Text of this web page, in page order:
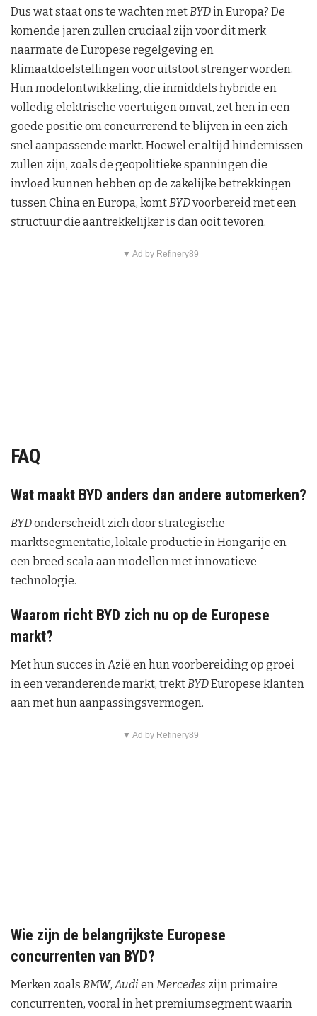
Dus wat staat ons te wachten metBYDin Europa? De
komende jaren zullen cruciaal zijn voor dit merk
naarmate de Europese regelgeving en
klimaatdoelstellingen voor uitstoot strenger worden.
Hun modelontwikkeling, die inmiddels hybride en
volledig elektrische voertuigen omvat, zet hen in een
goede positie om concurrerend te blijven in een zich
snel aanpassende markt. Hoewel er altijd hindernissen
zullen zijn, zoals de geopolitieke spanningen die
invloed kunnen hebben op de zakelijke betrekkingen
tussen China en Europa, komtBYDvoorbereid met een
structuur die aantrekkelijker is dan ooit tevoren.
▼ Ad by Refinery89
FAQ
Wat maakt BYD anders dan andere automerken?
BYDonderscheidt zich door strategische
marktsegmentatie, lokale productie in Hongarije en
een breed scala aan modellen met innovatieve
technologie.
Waarom richt BYD zich nu op de Europese
markt?
Met hun succes in Azië en hun voorbereiding op groei
in een veranderende markt, trektBYDEuropese klanten
aan met hun aanpassingsvermogen.
▼ Ad by Refinery89
Wie zijn de belangrijkste Europese
concurrenten van BYD?
Merken zoals BMW,Audi enMercedes zijn primaire
concurrenten, vooral in het premiumsegment waarin